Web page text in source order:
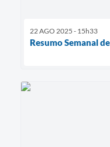
22 AGO 2025 - 15h33
Resumo Semanal